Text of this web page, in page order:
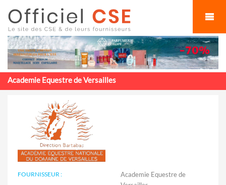
Academie Equestre de Versailles
FOURNISSEUR :
Academie Equestre de